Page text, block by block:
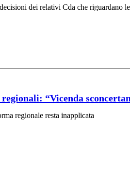
dei relativi Cda che riguardano
“Vicenda
regionale resta inapplicata